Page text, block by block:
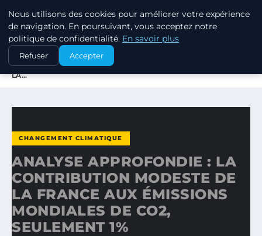
EXXON CLIMATE FOOTPRINT
ACCUEIL
CHANGEMENT CLIMATIQUE
ANALYSE APPROFONDIE : LA CONTRIBUTION MODESTE DE
LA…
CHANGEMENT CLIMATIQUE
ANALYSE APPROFONDIE : LA
CONTRIBUTION MODESTE DE
LA FRANCE AUX ÉMISSIONS
MONDIALES DE CO2,
SEULEMENT 1%
Nous utilisons des cookies pour améliorer votre expérience
de navigation. En poursuivant, vous acceptez notre
politique de confidentialité. En savoir plus
Refuser Accepter